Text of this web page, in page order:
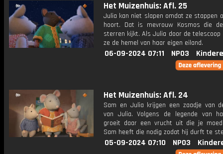
Het Muizenhuis: Afl. 25
Julia kan niet slapen omdat ze stappen
hoort. Dat is mevrouw Kosmos die
sterren kijkt. Als Julia door de
ze de hemel van haar eigen eiland.
06-09-2024 07:11 NPO3
Het Muizenhuis: Afl. 24
Sam en Julia krijgen een zaadje van
van Julia. Volgens de legende van
groeit daar een vrucht uit die je
Sam heeft die nodig zodat hij durft te
05-09-2024 07:10 NPO3